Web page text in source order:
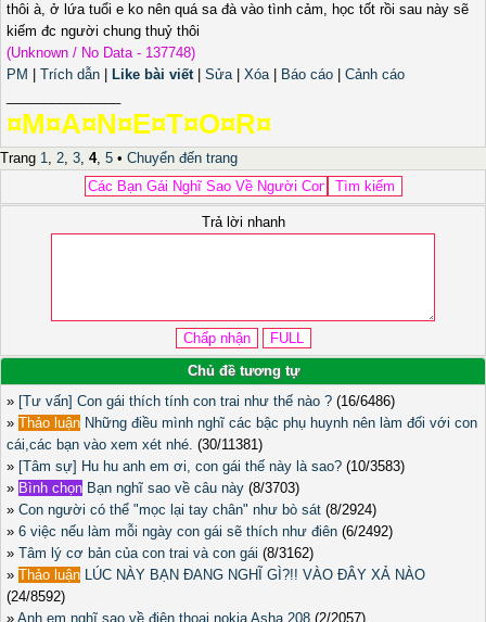
thôi à, ở lứa tuổi e ko nên quá sa đà vào tình cảm, học tốt rồi sau này sẽ
kiếm đc người chung thuỷ thôi
(Unknown / No Data - 137748)
PM
Trích dẫn Like bài viết| Sửa| Xóa| Báo cáo
Cảnh cáo
¤M¤A¤N¤E¤T¤O¤R¤
Trang 1, 2, 3, 4, 5 • Chuyển đến trang
Trả lời nhanh
Chủ đề tương tự
» [Tư vấn] Con gái thích tính con trai như thế nào ? (16/6486)
» Thảo luận Những điều mình nghĩ các bậc phụ huynh nên làm đối với con
cái,các bạn vào xem xét nhé. (30/11381)
» [Tâm sự] Hu hu anh em ơi, con gái thế này là sao? (10/3583)
» Bình chọn Bạn nghĩ sao về câu này (8/3703)
» Con người có thể "mọc lại tay chân" như bò sát (8/2924)
» 6 việc nếu làm mỗi ngày con gái sẽ thích như điên (6/2492)
» Tâm lý cơ bản của con trai và con gái (8/3162)
» Thảo luận LÚC NÀY BẠN ĐANG NGHĨ GÌ?!! VÀO ĐÂY XẢ NÀO
(24/8592)
» Anh em nghĩ sao về điện thoại nokia Asha 208 (2/2057)